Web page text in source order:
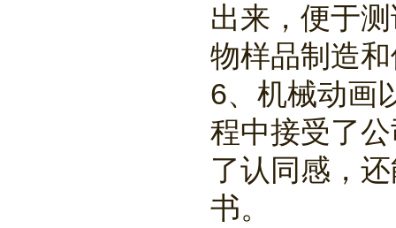
出来，便于
物样品制造
6、机械动画
程中接受了
了认同感，
书。